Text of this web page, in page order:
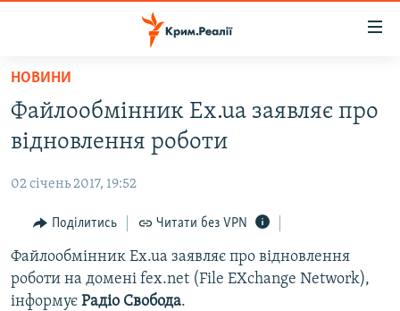
Перейти
основного
матеріалу
до
навігації
Перейти
до
пошуку
ПОЛІТИКА
БЛОГИ
ПОГЛЯД
ІНТЕРВ'Ю
НОВИНИ
Файлообмінник Ex.ua заявляє про
відновлення роботи
02 січень 2017, 19:52
Поділитись Читати без VPN
Файлообмінник Ex.ua заявляє про відновлення
роботи на домені fex.net (File EXchange Network),
інформує Радіо Свобода.